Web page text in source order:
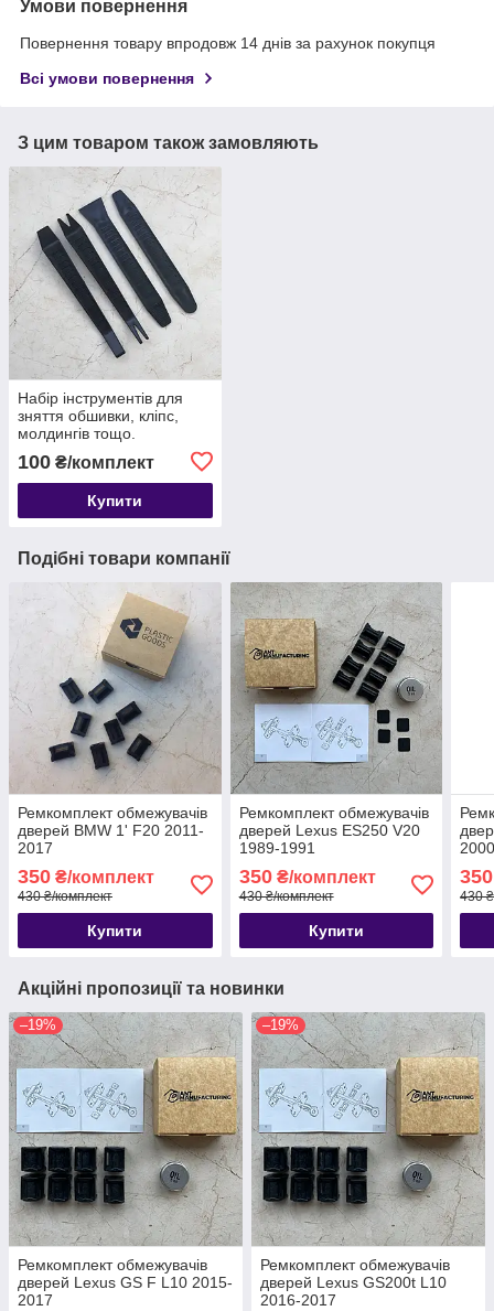
Умови повернення
Повернення товару впродовж 14 днів за рахунок покупця
Всі умови повернення
З цим товаром також замовляють
Набір інструментів для
зняття обшивки, кліпс,
молдингів тощо.
автомобіля з антиковзною
поверхнею, 4 шт
100 ₴/комплект
Купити
Подібні товари компанії
Ремкомплект обмежувачів
дверей BMW 1' F20 2011-
2017
350 ₴/комплект
430 ₴/комплект
Купити
Ремкомплект обмежувачів
дверей Lexus ES250 V20
1989-1991
350₴/комплект
430 ₴/комплект
Купити
350
430
Акційні пропозиції та новинки
–19%
Ремкомплект обмежувачів
дверей Lexus GS F L10 2015-
2017
–19%
Ремкомплект обмежувачів
дверей Lexus GS200t L10
2016-2017